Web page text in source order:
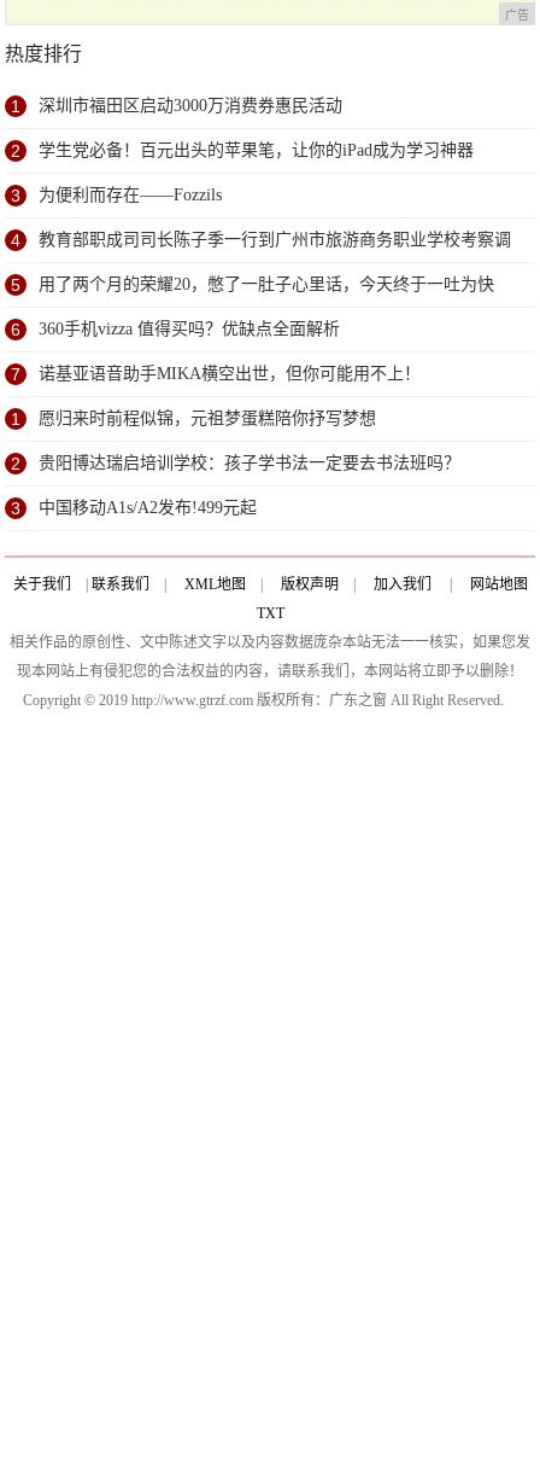
广告
热度排行
1 深圳市福田区启动3000万消费券惠民活动
2 学生党必备！百元出头的苹果笔，让你的iPad成为学习神器
3 为便利而存在——Fozzils
4 教育部职成司司长陈子季一行到广州市旅游商务职业学校考察调
研
5 用了两个月的荣耀20，憋了一肚子心里话，今天终于一吐为快
6 360手机vizza 值得买吗？优缺点全面解析
7 诺基亚语音助手MIKA横空出世，但你可能用不上！
1 愿归来时前程似锦，元祖梦蛋糕陪你抒写梦想
2 贵阳博达瑞启培训学校：孩子学书法一定要去书法班吗？
3 中国移动A1s/A2发布!499元起
关于我们 | 联系我们 | XML地图 | 版权声明 | 加入我们 |
网站地图
TXT
相关作品的原创性、文中陈述文字以及内容数据庞杂本站无法一一核实，如果您发
现本网站上有侵犯您的合法权益的内容，请联系我们，本网站将立即予以删除！
Copyright © 2019 http://www.gtrzf.com 版权所有：广东之窗 All Right Reserved.